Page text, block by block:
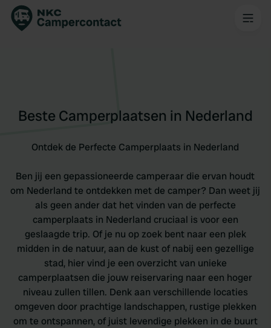
Beste Camperplaatsen in Nederland
Ontdek de Perfecte Camperplaats in Nederland
Ben jij een gepassioneerde camperaar die ervan houdt
om Nederland te ontdekken met de camper? Dan weet jij
als geen ander dat het vinden van de perfecte
camperplaats in Nederland cruciaal is voor een
geslaagde trip. Of je nu op zoek bent naar een plek
midden in de natuur, aan de kust of nabij een gezellige
stad, hier vind je een overzicht van unieke
camperplaatsen die jouw reiservaring naar een hoger
niveau zullen tillen. Denk aan verschillende locaties
omgeven door prachtige landschappen, rustige plekken
om te ontspannen, of juist levendige plekken in de buurt